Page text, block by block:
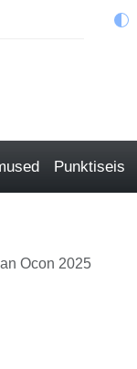
Punktiseis
Ocon 2025